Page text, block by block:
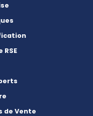
de Vente